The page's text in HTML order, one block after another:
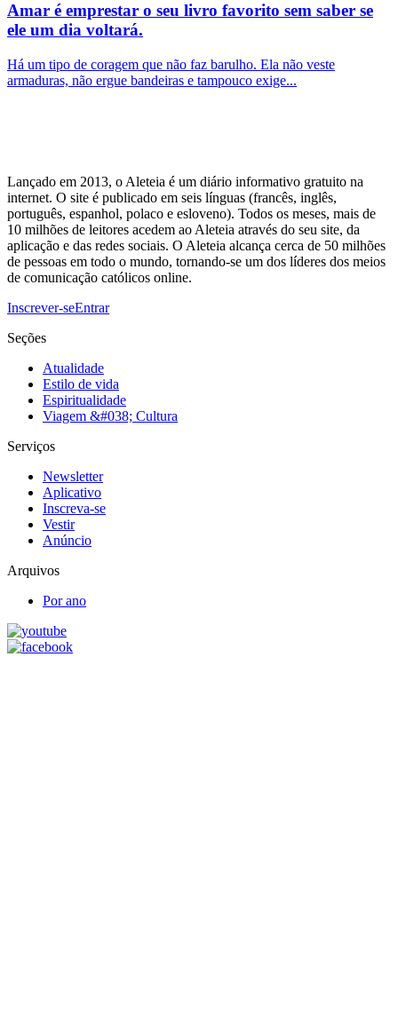
Amar é emprestar o seu livro favorito sem saber se
ele um dia voltará.
Há um tipo de coragem que não faz barulho. Ela não veste
armaduras, não ergue bandeiras e tampouco exige...
Lançado em 2013, o Aleteia é um diário informativo gratuito na
internet. O site é publicado em seis línguas (francês, inglês,
português, espanhol, polaco e esloveno). Todos os meses, mais de
10 milhões de leitores acedem ao Aleteia através do seu site, da
aplicação e das redes sociais. O Aleteia alcança cerca de 50 milhões
de pessoas em todo o mundo, tornando-se um dos líderes dos meios
de comunicação católicos online.
Inscrever-seEntrar
Seções
Atualidade
Estilo de vida
Espiritualidade
Viagem &#038; Cultura
Serviços
Newsletter
Aplicativo
Inscreva-se
Vestir
Anúncio
Arquivos
Por ano